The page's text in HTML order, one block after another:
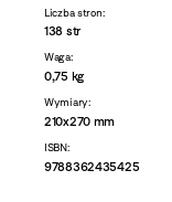
Liczba stron:
138 str
Waga:
0,75 kg
Wymiary:
210x270 mm
ISBN:
9788362435425